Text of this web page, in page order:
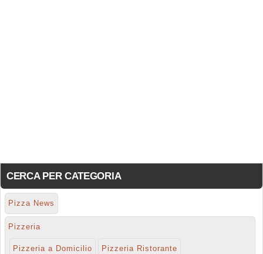
CERCA PER CATEGORIA
Pizza News
Pizzeria
Pizzeria a Domicilio Pizzeria Ristorante